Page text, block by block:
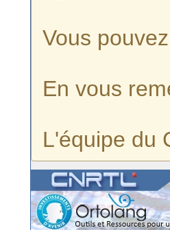
Vous
En vous
L'équipe du